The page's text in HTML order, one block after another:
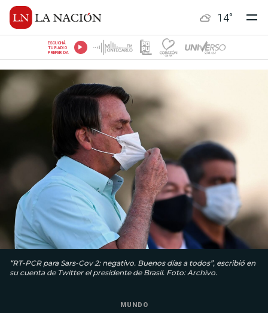
14°
ESCUCHÁ
TU RADIO
PREFERIDA
“RT-PCR para Sars-Cov 2: negativo. Buenos días a todos”, escribió en
su cuenta de Twitter el presidente de Brasil. Foto: Archivo.
MUNDO